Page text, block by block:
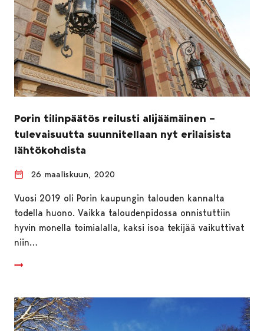
Porin tilinpäätös reilusti alijäämäinen –
tulevaisuutta suunnitellaan nyt erilaisista
lähtökohdista
26 maaliskuun, 2020
Vuosi 2019 oli Porin kaupungin talouden kannalta
todella huono. Vaikka taloudenpidossa onnistuttiin
hyvin monella toimialalla, kaksi isoa tekijää vaikuttivat
niin…